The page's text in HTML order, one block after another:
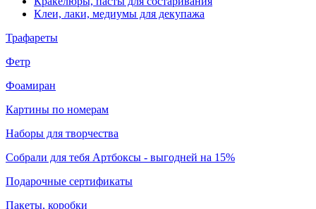
Клеи, лаки, медиумы для декупажа
Трафареты
Фетр
Фоамиран
Картины по номерам
Наборы для творчества
Собрали для тебя Артбоксы - выгодней на 15%
Подарочные сертификаты
Пакеты, коробки